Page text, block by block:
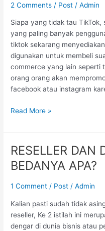
2 Comments / Post /Admin
Siapa yang tidak tau
yang paling banyak
tiktok sekarang
digunakan untuk membeli
commerce yang lain seperti
orang orang akan
facebook atau instagram
TIKTOK
SHOP
Read More »
RESELLER DAN
BEDANYA APA?
1 Comment / Post /Admin
Kalian pasti sudah tidak
reseller, Ke 2 istilah ini
dengar di dunia bisnis atau
RESELLER
DAN
DROPSHIP